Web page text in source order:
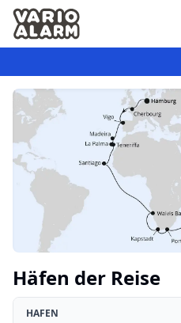
Häfen der Reise
HAFEN